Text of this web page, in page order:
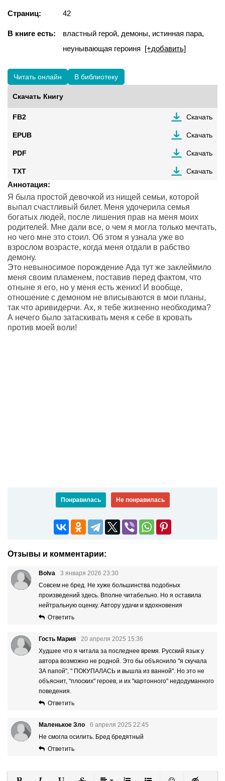
Страниц: 42
В книге есть:
властный герой, демоны, истинная пара,
неунывающая героиня [+добавить]
Читать онлайн В библиотеку
Скачать Книгу
FB2 Скачать
EPUB Скачать
PDF Скачать
TXT Скачать
Аннотация:
Я была простой девочкой из нищей семьи, которой
выпал счастливый билет. Меня удочерила семья
богатых людей, после лишения прав на меня моих
родителей. Мне дали все, о чем я могла только мечтать,
но чего мне это стоил. Об этом я узнала уже во
взрослом возрасте, когда меня отдали в рабство
демону.
Это невыносимое порождение Ада тут же заклеймило
меня своим пламенем, поставив перед фактом, что
отныне я его, но у меня есть жених! И вообще,
отношение с демоном не вписываются в мои планы,
так что аривидерчи. Ах, я тебе жизненно необходима?
А нечего было затаскивать меня к себе в кровать
против моей воли!
Понравилась Не понравилась
Отзывы и комментарии:
Bolva
3 января 2026 23:30
Совсем не бред. Не хуже большинства подобных
произведений здесь. Вполне читабельно. Но я оставила
нейтральную оценку. Автору удачи и вдохновения
Ответить
Гость Мария
20 апреля 2025 15:36
Худшее что я читала за последнее время. Русский язык у
автора возможно не родной. Это бы объяснило "я скучала
ЗА папой", " ПОКУПАЛАСЬ и вышла из ванной". Но это не
объяснит, "плоских" героев, и их "картонного" недодуманного
поведения.
Ответить
Маленькое Зло
6 апреля 2025 22:45
Не смогла осилить. Бред бредятный
Ответить